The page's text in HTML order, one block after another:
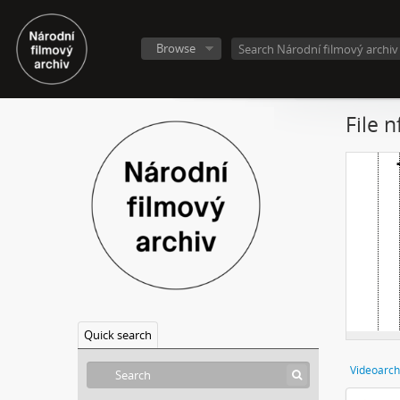
Browse
Quick search
File